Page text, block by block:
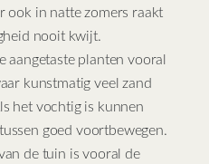
ook in natte zomers raakt
nooit kwijt.
aangetaste planten vooral
kunstmatig veel zand
het vochtig is kunnen
goed voortbewegen.
de tuin is vooral de